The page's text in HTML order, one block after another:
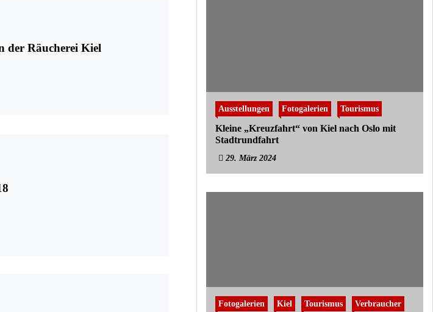
der Räucherei Kiel
Ausstellungen Fotogalerien Tourismus
Kleine „Kreuzfahrt“ von Kiel nach Oslo mit
Stadtrundfahrt
29. März 2024
Fotogalerien Kiel Tourismus Verbraucher